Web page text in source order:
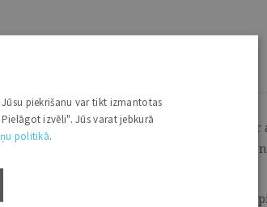
kas palīdz papildināt jurista kompetenci ar
datubāze Latvijā. “Jurista Vārda” misija ir
Katra laidiena saturs vienmēr ir
piekrišanu var tikt izmantotas
izvēli". Jūs varat jebkurā
politikā.